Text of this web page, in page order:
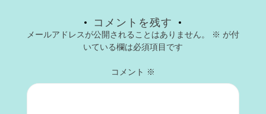
コメントを残す
メールアドレスが公開されることはありません。 ※ が付
いている欄は必須項目です
コメント ※